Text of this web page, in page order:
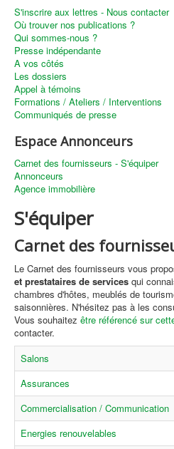
S'inscrire aux lettres - Nous contacter
Où trouver nos publications ?
Qui sommes-nous ?
Presse indépendante
A vos côtés
Les dossiers
Appel à témoins
Formations / Ateliers / Interventions
Communiqués de presse
Espace Annonceurs
Carnet des fournisseurs - S'équiper
Annonceurs
Agence immobilière
S'équiper
Carnet des
Le Carnet des fournisseurs vous
et prestataires de services qui
chambres d'hôtes, meublés de
saisonnières. N'hésitez pas à les
Vous souhaitez être référencé sur
contacter.
Salons
Assurances
Commercialisation / Communication
Energies renouvelables